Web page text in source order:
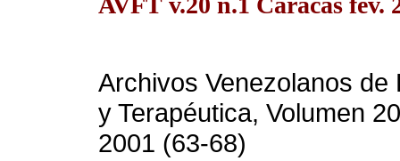
Archivos Venezolanos de
y Terapéutica, Volumen
2001 (63-68)